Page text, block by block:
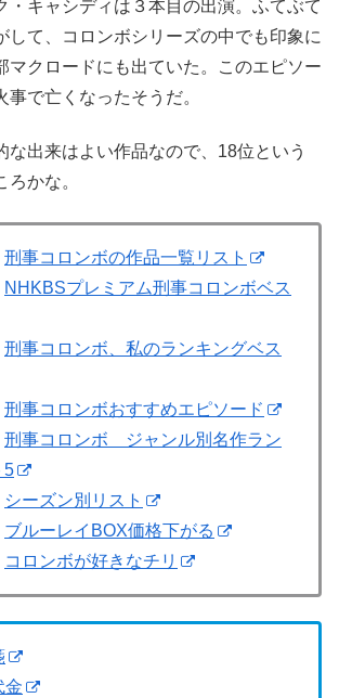
・キャシディは３本目の出演。ふてぶて
して、コロンボシリーズの中でも印象に
マクロードにも出ていた。このエピソー
事で亡くなったそうだ。
な出来はよい作品なので、18位という
かな。
刑事コロンボの作品一覧リスト
NHKBSプレミアム刑事コロンボベス
刑事コロンボ、私のランキングベス
刑事コロンボおすすめエピソード
刑事コロンボ ジャンル別名作ラン
5
シーズン別リスト
ブルーレイBOX価格下がる
コロンボが好きなチリ
金